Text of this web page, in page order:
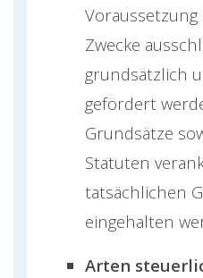
Voraussetzung
Zwecke
grundsätzlich
gefördert
Grundsätze
Statuten
tatsächlichen
eingehalten
Arten